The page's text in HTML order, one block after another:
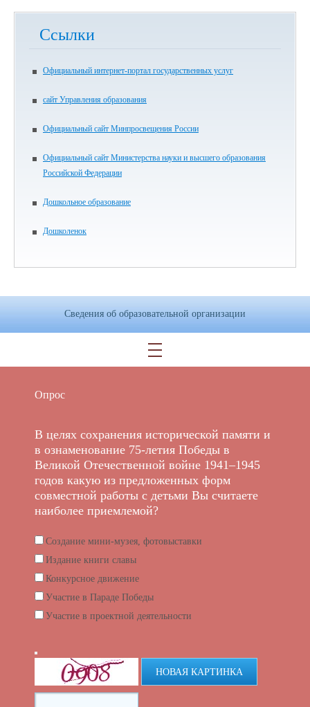
Ссылки
Официальный интернет-портал государственных услуг
сайт Управления образования
Официальный сайт Минпросвещения России
Официальный сайт Министерства науки и высшего образования
Российской Федерации
Дошкольное образование
Дошколенок
Сведения об образовательной организации
Опрос
В целях сохранения исторической памяти и
в ознаменование 75-летия Победы в
Великой Отечественной войне 1941–1945
годов какую из предложенных форм
совместной работы с детьми Вы считаете
наиболее приемлемой?
Создание мини-музея, фотовыставки
Издание книги славы
Конкурсное движение
Участие в Параде Победы
Участие в проектной деятельности
НОВАЯ КАРТИНКА